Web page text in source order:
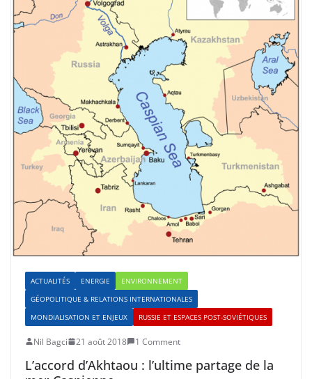
ACTUALITÉS ENERGIE
ENVIRONNEMENT
GÉOPOLITIQUE & RELATIONS INTERNATIONALES
MONDIALISATION ET ENJEUX
RUSSIE ET ESPACES POST-SOVIÉTIQUES
Nil Bagci 21 août 2018 1 Comment
L’accord d’Akhtaou : l’ultime partage de la